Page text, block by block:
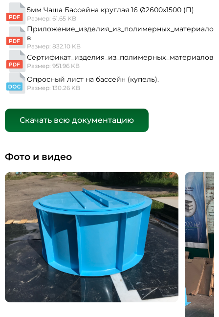
5мм Чаша Бассейна круглая 16 Ø2600х1500 (П)
Размер: 61.65 KB
Приложение_изделия_из_полимерных_материало
в
Размер: 832.10 KB
Сертификат_изделия_из_полимерных_материалов
Размер: 951.96 KB
Опросный лист на бассейн (купель).
Размер: 130.26 KB
Скачать всю документацию
Фото и видео